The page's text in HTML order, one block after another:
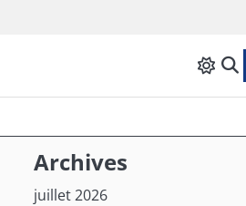
Archives
juillet 2026